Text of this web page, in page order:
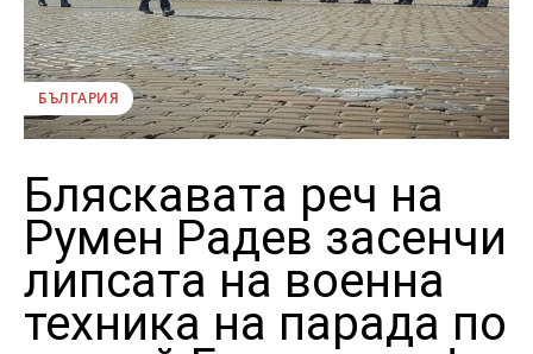
БЪЛГАРИЯ
Бляскавата реч на
Румен Радев засенчи
липсата на военна
техника на парада по